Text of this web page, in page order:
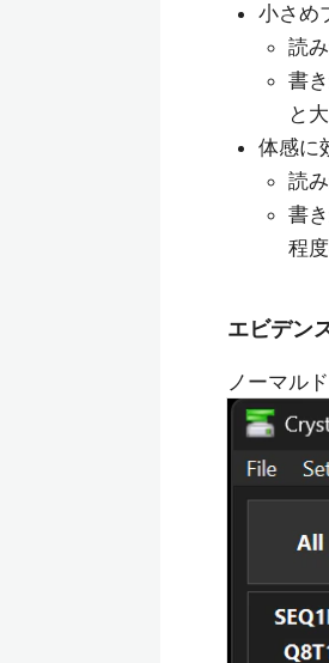
小さめ
読
書
と
体感に
読
書
程
エビデン
ノーマル